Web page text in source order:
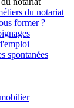
du notariat
former ?
spontanées